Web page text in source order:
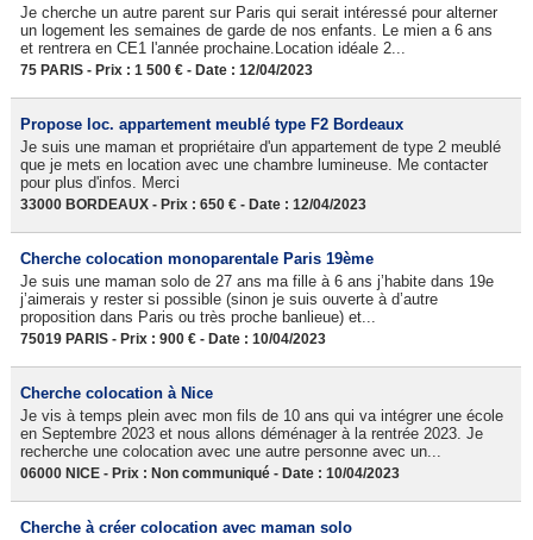
Je cherche un autre parent sur Paris qui serait intéressé pour alterner
un logement les semaines de garde de nos enfants. Le mien a 6 ans
et rentrera en CE1 l'année prochaine.Location idéale 2...
75 PARIS - Prix : 1 500 € - Date : 12/04/2023
Propose loc. appartement meublé type F2 Bordeaux
Je suis une maman et propriétaire d'un appartement de type 2 meublé
que je mets en location avec une chambre lumineuse. Me contacter
pour plus d'infos. Merci
33000 BORDEAUX - Prix : 650 € - Date : 12/04/2023
Cherche colocation monoparentale Paris 19ème
Je suis une maman solo de 27 ans ma fille à 6 ans j’habite dans 19e
j’aimerais y rester si possible (sinon je suis ouverte à d’autre
proposition dans Paris ou très proche banlieue) et...
75019 PARIS - Prix : 900 € - Date : 10/04/2023
Cherche colocation à Nice
Je vis à temps plein avec mon fils de 10 ans qui va intégrer une école
en Septembre 2023 et nous allons déménager à la rentrée 2023. Je
recherche une colocation avec une autre personne avec un...
06000 NICE - Prix : Non communiqué - Date : 10/04/2023
Cherche à créer colocation avec maman solo